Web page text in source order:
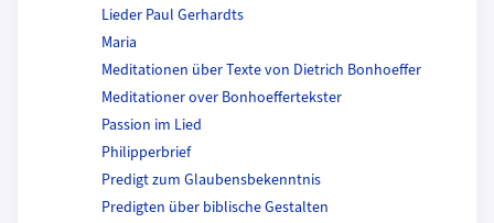
Lieder Paul Gerhardts
Maria
Meditationen über Texte von Dietrich Bonhoeffer
Meditationer over Bonhoeffertekster
Passion im Lied
Philipperbrief
Predigt zum Glaubensbekenntnis
Predigten über biblische Gestalten